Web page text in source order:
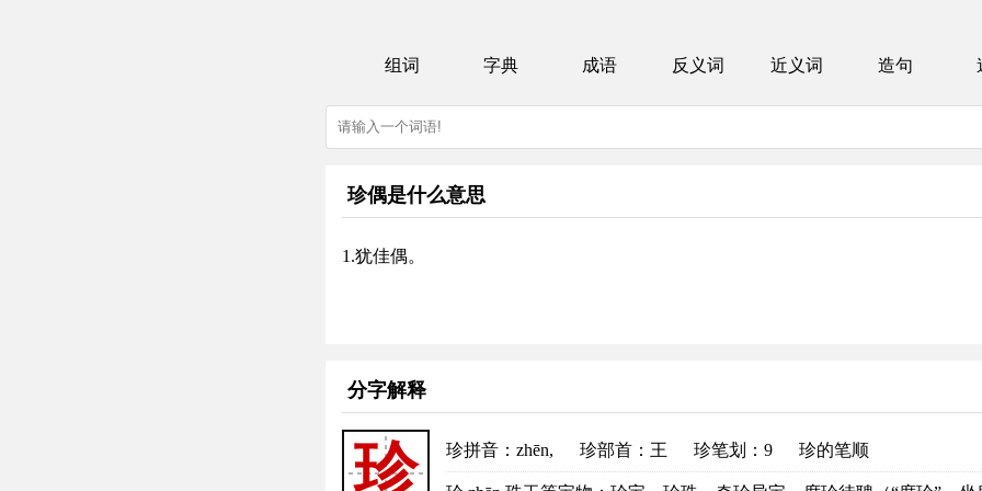
组词 字典 成语 反义词 近义词 造句
珍偶是什么意思
1.犹佳偶。
分字解释
珍 珍拼音 ：zhēn, 珍部首 ：王 珍笔划：9 珍的笔顺